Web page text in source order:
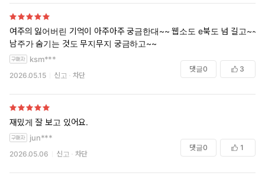
여주의 잃어버린 기억이 아주아주 궁금한대~~ 웹소도 e북도 넘 길고~~
남주가 숨기는 것도 무지무지 궁금하고~~
ksm***
2026.05.15 신고 차단
댓글0 3
재밌게 잘 보고 있어요.
jun***
2026.05.06 신고 차단
댓글0 1